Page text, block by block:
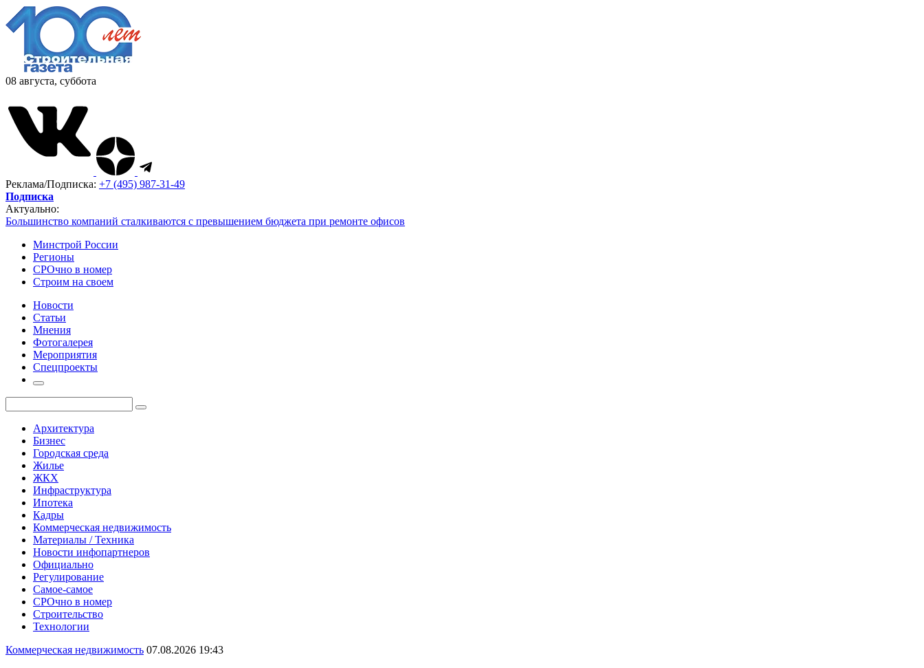
08 августа, суббота
Реклама/Подписка: +7 (495) 987-31-49
Подписка
Актуально:
Большинство компаний сталкиваются с превышением бюджета при ремонте офисов
Минстрой России
Регионы
СРОчно в номер
Строим на своем
Новости
Статьи
Мнения
Фотогалерея
Мероприятия
Спецпроекты
Архитектура
Бизнес
Городская среда
Жилье
ЖКХ
Инфраструктура
Ипотека
Кадры
Коммерческая недвижимость
Материалы / Техника
Новости инфопартнеров
Официально
Регулирование
Самое-самое
СРОчно в номер
Строительство
Технологии
Коммерческая недвижимость 07.08.2026 19:43